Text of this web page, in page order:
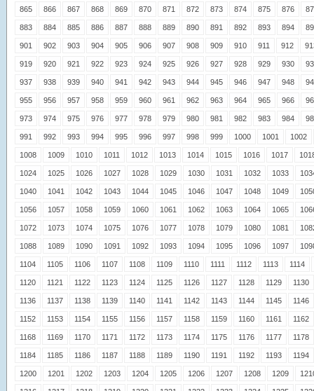
865 866 867 868 869 870 871 872 873 874 875 876
883 884 885 886 887 888 889 890 891 892 893 894
901 902 903 904 905 906 907 908 909 910 911 912
919 920 921 922 923 924 925 926 927 928 929 930
937 938 939 940 941 942 943 944 945 946 947 948
955 956 957 958 959 960 961 962 963 964 965 966
973 974 975 976 977 978 979 980 981 982 983 984
991 992 993 994 995 996 997 998 999 1000 1001 1002
1008 1009 1010 1011 1012 1013 1014 1015 1016 1017
1024 1025 1026 1027 1028 1029 1030 1031 1032 1033
1040 1041 1042 1043 1044 1045 1046 1047 1048 1049
1056 1057 1058 1059 1060 1061 1062 1063 1064 1065
1072 1073 1074 1075 1076 1077 1078 1079 1080 1081
1088 1089 1090 1091 1092 1093 1094 1095 1096 1097
1104 1105 1106 1107 1108 1109 1110 1111 1112 1113 1114
1120 1121 1122 1123 1124 1125 1126 1127 1128 1129 1130
1136 1137 1138 1139 1140 1141 1142 1143 1144 1145 1146
1152 1153 1154 1155 1156 1157 1158 1159 1160 1161 1162
1168 1169 1170 1171 1172 1173 1174 1175 1176 1177 1178
1184 1185 1186 1187 1188 1189 1190 1191 1192 1193 1194
1200 1201 1202 1203 1204 1205 1206 1207 1208 1209